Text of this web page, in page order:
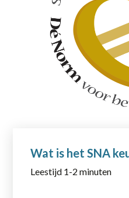
Wat is het SNA
Leestijd 1-2 minuten